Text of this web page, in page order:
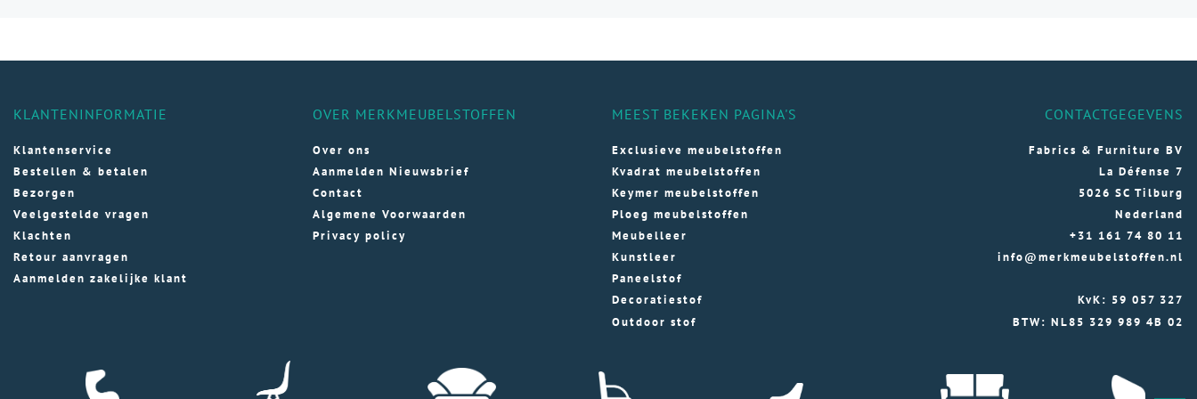
worden
productpagina
productpagina
worden
de
productpagina
kan
KLANTENINFORMATIE
Klantenservice
Bestellen & betalen
Bezorgen
Veelgestelde vragen
Klachten
Retour aanvragen
Aanmelden zakelijke klant
OVER MERKMEUBELSTOFFEN
Over ons
Aanmelden Nieuwsbrief
Contact
Algemene Voorwaarden
Privacy policy
MEEST BEKEKEN PAGINA'S
Exclusieve meubelstoffen
Kvadrat meubelstoffen
Keymer meubelstoffen
Ploeg meubelstoffen
Meubelleer
Kunstleer
Paneelstof
Decoratiestof
Outdoor stof
CONTACTGEGEVENS
Fabrics & Furniture BV
La Défense 7
5026 SC Tilburg
Nederland
+31 161 74 80 11
info@merkmeubelstoffen.nl
KvK: 59 057 327
BTW: NL85 329 989 4B 02